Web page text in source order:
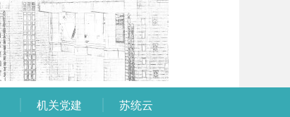
机关党建 苏统云